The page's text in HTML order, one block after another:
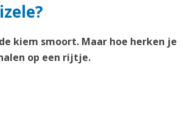
kiem smoort. Maar hoe herken je
op een rijtje.